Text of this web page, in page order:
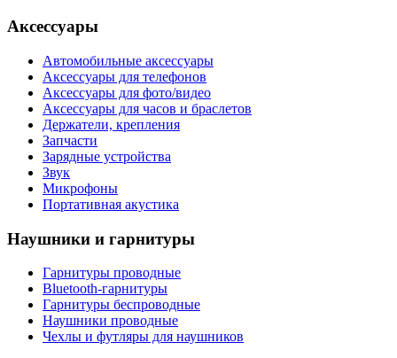
Аксессуары
Автомобильные аксессуары
Аксессуары для телефонов
Аксессуары для фото/видео
Аксессуары для часов и браслетов
Держатели, крепления
Запчасти
Зарядные устройства
Звук
Микрофоны
Портативная акустика
Наушники и гарнитуры
Гарнитуры проводные
Bluetooth-гарнитуры
Гарнитуры беспроводные
Наушники проводные
Чехлы и футляры для наушников